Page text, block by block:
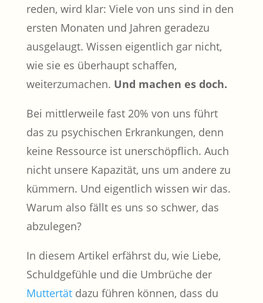
reden, wird klar: Viele von uns sind in den
ersten Monaten und Jahren geradezu
ausgelaugt. Wissen eigentlich gar nicht,
wie sie es überhaupt schaffen,
weiterzumachen. Und machen es doch.
Bei mittlerweile fast 20% von uns führt
das zu psychischen Erkrankungen, denn
keine Ressource ist unerschöpflich. Auch
nicht unsere Kapazität, uns um andere zu
kümmern. Und eigentlich wissen wir das.
Warum also fällt es uns so schwer, das
abzulegen?
In diesem Artikel erfährst du, wie Liebe,
Schuldgefühle und die Umbrüche der
Muttertätdazu führen können, dass du